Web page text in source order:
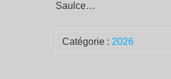
Saulce…
Catégorie : 2026